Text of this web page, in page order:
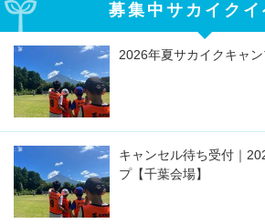
募集中サカイクイ
2026年夏サカイクキャン
キャンセル待ち受付｜
プ【千葉会場】